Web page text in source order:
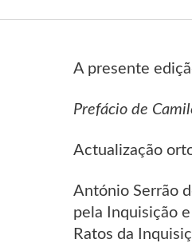
A presente
Prefácio de
Actualização
António Serrão
pela Inquisição
Ratos da